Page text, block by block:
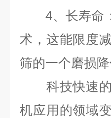
4、长寿命：
术，这能限度
筛的一个磨损
科技快速的
机应用的领域